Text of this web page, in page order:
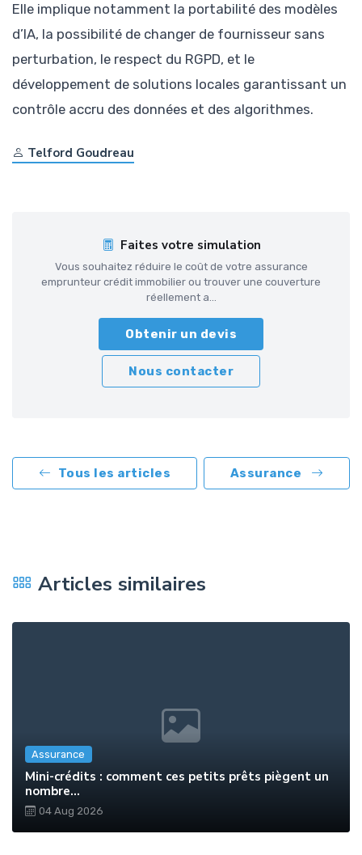
Elle implique notamment la portabilité des modèles
d’IA, la possibilité de changer de fournisseur sans
perturbation, le respect du RGPD, et le
développement de solutions locales garantissant un
contrôle accru des données et des algorithmes.
Telford Goudreau
Faites votre simulation
Vous souhaitez réduire le coût de votre assurance
emprunteur crédit immobilier ou trouver une couverture
réellement a...
Obtenir un devis
Nous contacter
Tous les articles Assurance
Articles similaires
Assurance
Mini-crédits : comment ces petits prêts piègent un
nombre...
04 Aug 2026